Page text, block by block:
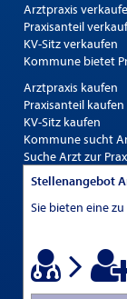
Arztpraxis
Praxisanteil
KV-Sitz verkaufen
Kommune bietet
Arztpraxis kaufen
Praxisanteil kaufen
KV-Sitz kaufen
Kommune sucht
Suche Arzt zur
Stellenangebot
Sie bieten eine